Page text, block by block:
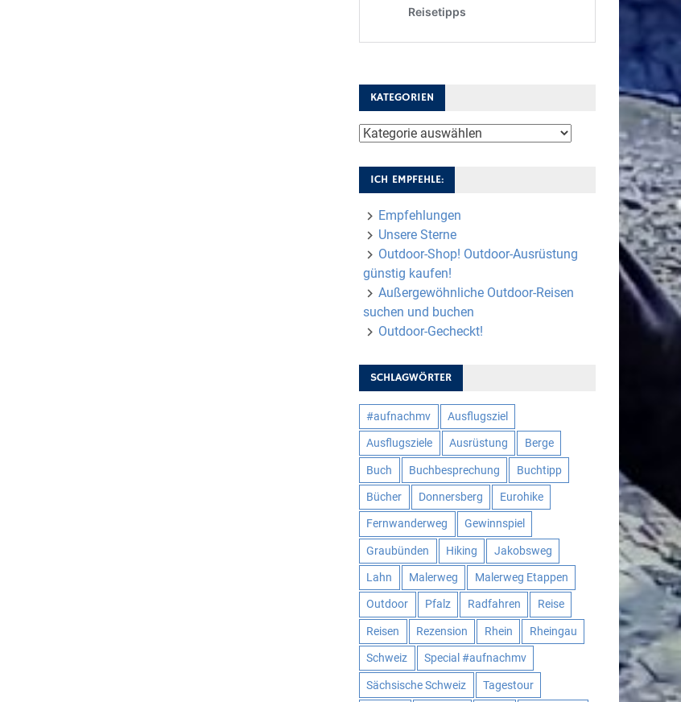
KATEGORIEN
Kategorien
ICH EMPFEHLE:
Empfehlungen
Unsere Sterne
Outdoor-Shop! Outdoor-Ausrüstung
günstig kaufen!
Außergewöhnliche Outdoor-Reisen
suchen und buchen
Outdoor-Gecheckt!
SCHLAGWÖRTER
#aufnachmv Ausflugsziel
Ausflugsziele Ausrüstung Berge
Buch Buchbesprechung Buchtipp
Bücher Donnersberg Eurohike
Fernwanderweg Gewinnspiel
Graubünden Hiking Jakobsweg
Lahn Malerweg Malerweg Etappen
Outdoor Pfalz Radfahren Reise
Reisen Rezension Rhein Rheingau
Schweiz Special #aufnachmv
Sächsische Schweiz Tagestour